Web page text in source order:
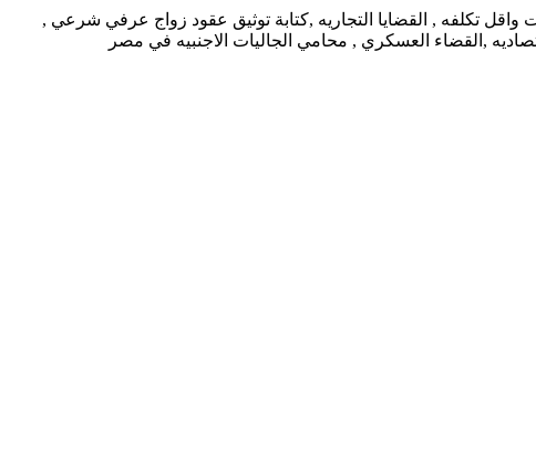
تكلفه , القضايا التجاريه ,كتابة توثيق عقود زواج عرفي شرعي ,
,القضاء العسكري , محامي الجاليات الاجنبيه في مصر